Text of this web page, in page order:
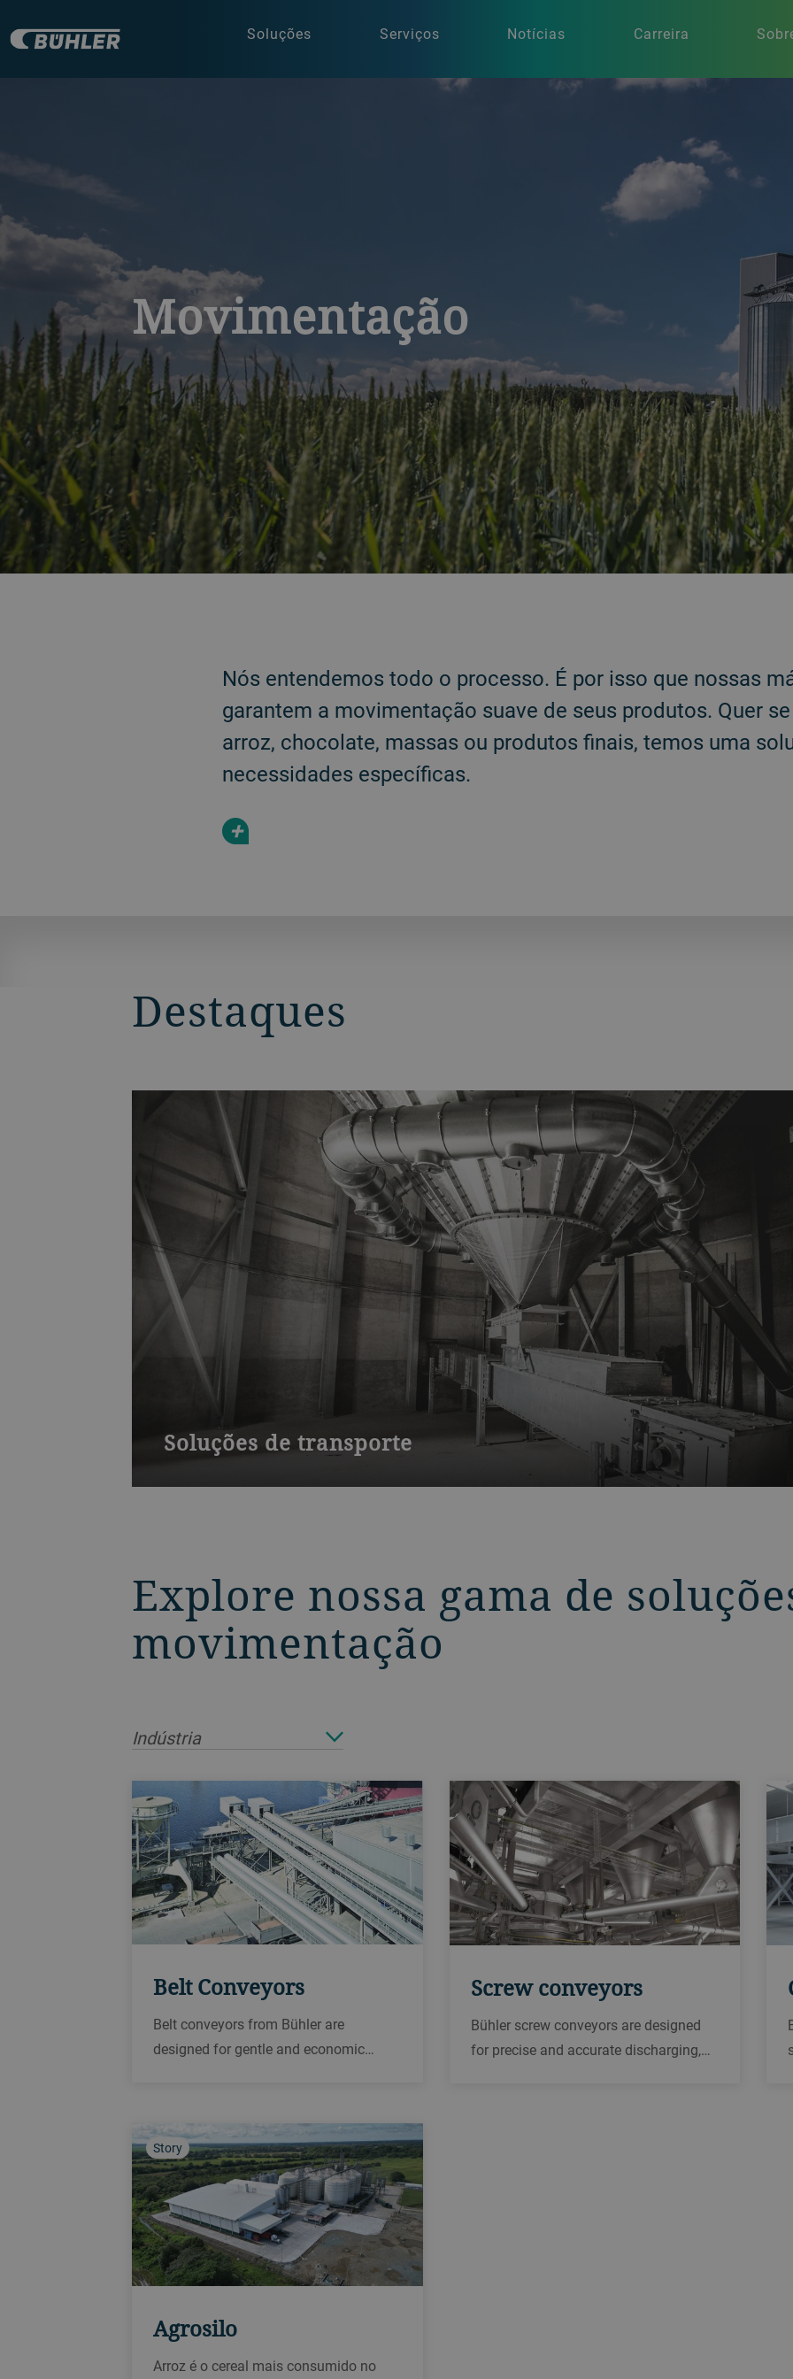
Soluções Serviços Notícias Carreira
Movimentação
VOLTAR
Nós entendemos todo o processo. É por isso que nossas
garantem a movimentação suave de seus produtos. Quer
arroz, chocolate, massas ou produtos finais, temos uma
necessidades específicas.
+
Destaques
Soluções de transporte
Os transportadores são a espinha dorsal de qualquer planta de processamento. Transportadores
que uma planta funcione sem problemas e de forma eficiente. Nossos transportadores podem ser
Explore nossa gama de
movimentação
Indústria
Belt Conveyors
Belt conveyors from Bühler are
designed for gentle and economic
Maximum throughput for wheat is
3800 t/h with a maximum distance of
500 m.
Screw conveyors
Bühler screw conveyors are designed
for precise and accurate discharging,
Story
Agrosilo
Arroz é o cereal mais consumido no